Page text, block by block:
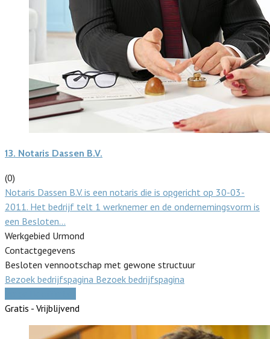
13. Notaris Dassen B.V.
(0)
Notaris Dassen B.V. is een notaris die is opgericht op 30-03-
2011. Het bedrijf telt 1 werknemer en de ondernemingsvorm is
een Besloten…
Werkgebied Urmond
Contactgegevens
Besloten vennootschap met gewone structuur
Bezoek bedrijfspagina Bezoek bedrijfspagina
Gratis - Vrijblijvend